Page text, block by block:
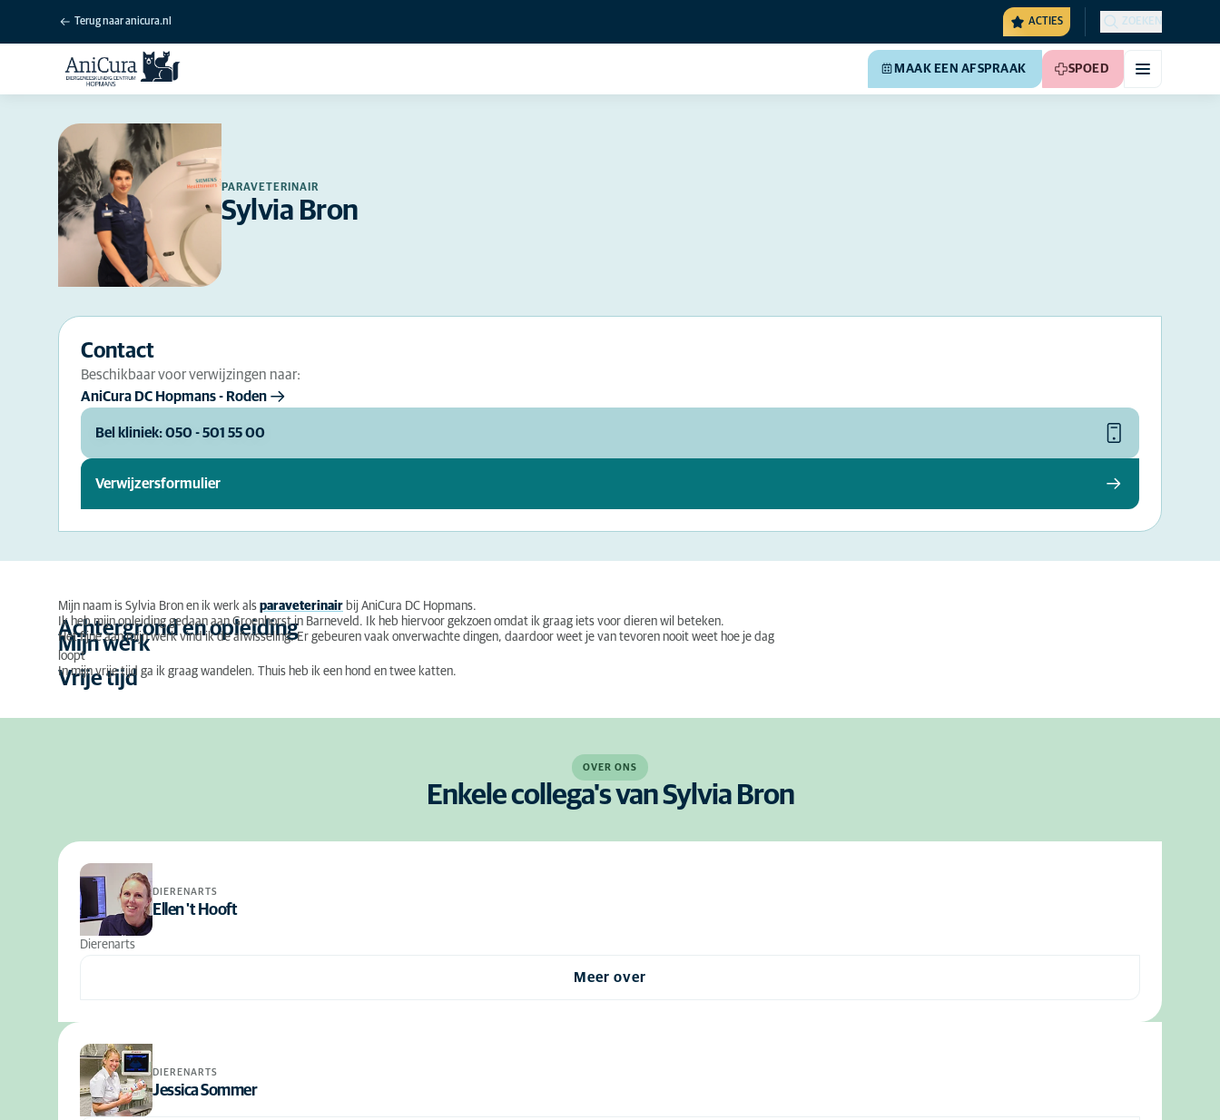
Terug naar anicura.nl ACTIES ZOEKEN
MAAK EEN AFSPRAAK SPOED
PARAVETERINAIR
Sylvia Bron
Contact
Beschikbaar voor verwijzingen naar:
AniCura DC Hopmans - Roden
Bel kliniek: 050 - 501 55 00
Verwijzersformulier
Mijn naam is Sylvia Bron en ik werk als paraveterinair bij AniCura DC Hopmans.
Achtergrond en opleiding
Ik heb mijn opleiding gedaan aan Groenhorst in Barneveld. Ik heb hiervoor gekzoen omdat ik graag iets voor dieren wil beteken.
Mijn werk
Het fijne aan mijn werk vind ik de afwisseling. Er gebeuren vaak onverwachte dingen, daardoor weet je van tevoren nooit weet hoe je dag
loopt
Vrije tijd
In mijn vrije tijd ga ik graag wandelen. Thuis heb ik een hond en twee katten.
OVER ONS
Enkele collega's van Sylvia Bron
DIERENARTS
Ellen 't Hooft
Dierenarts
Meer over
DIERENARTS
Jessica Sommer